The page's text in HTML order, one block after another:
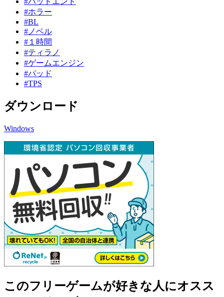
#ホラー
#BL
#ノベル
#１時間
#ティラノ
#ゲームエンジン
#パッド
#TPS
ダウンロード
Windows
このフリーゲームが好きな人にオスス